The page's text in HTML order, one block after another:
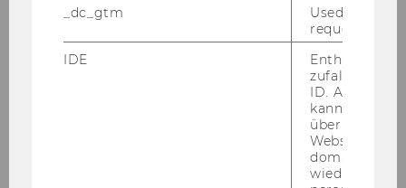
_dc_gtm
Used to
request rate.
IDE
Enthält eine
ID. Anhand
kann Google
über
Websites